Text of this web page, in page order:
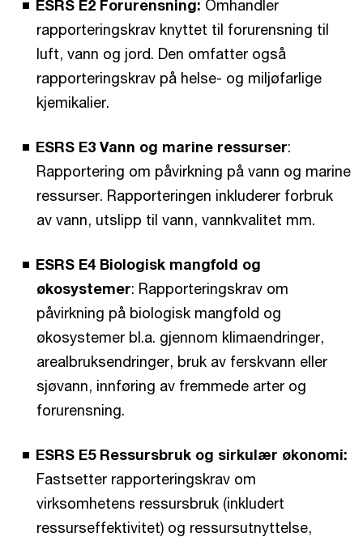
ESRS E2 Forurensning: Omhandler
rapporteringskrav knyttet til forurensning til
luft, vann og jord. Den omfatter også
rapporteringskrav på helse- og miljøfarlige
kjemikalier.
ESRS E3 Vann og marine ressurser:
Rapportering om påvirkning på vann og marine
ressurser. Rapporteringen inkluderer forbruk
av vann, utslipp til vann, vannkvalitet mm.
ESRS E4 Biologisk mangfold og
økosystemer: Rapporteringskrav om
påvirkning på biologisk mangfold og
økosystemer bl.a. gjennom klimaendringer,
arealbruksendringer, bruk av ferskvann eller
sjøvann, innføring av fremmede arter og
forurensning.
ESRS E5 Ressursbruk og sirkulær økonomi:
Fastsetter rapporteringskrav om
virksomhetens ressursbruk (inkludert
ressurseffektivitet) og ressursutnyttelse,